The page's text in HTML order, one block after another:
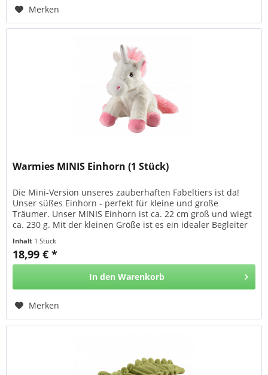
Merken
Warmies MINIS Einhorn (1 Stück)
Die Mini-Version unseres zauberhaften Fabeltiers ist da!
Unser süßes Einhorn - perfekt für kleine und große
Träumer. Unser MINIS Einhorn ist ca. 22 cm groß und wiegt
ca. 230 g. Mit der kleinen Größe ist es ein idealer Begleiter
Inhalt 1 Stück
18,99 € *
In den Warenkorb
Merken